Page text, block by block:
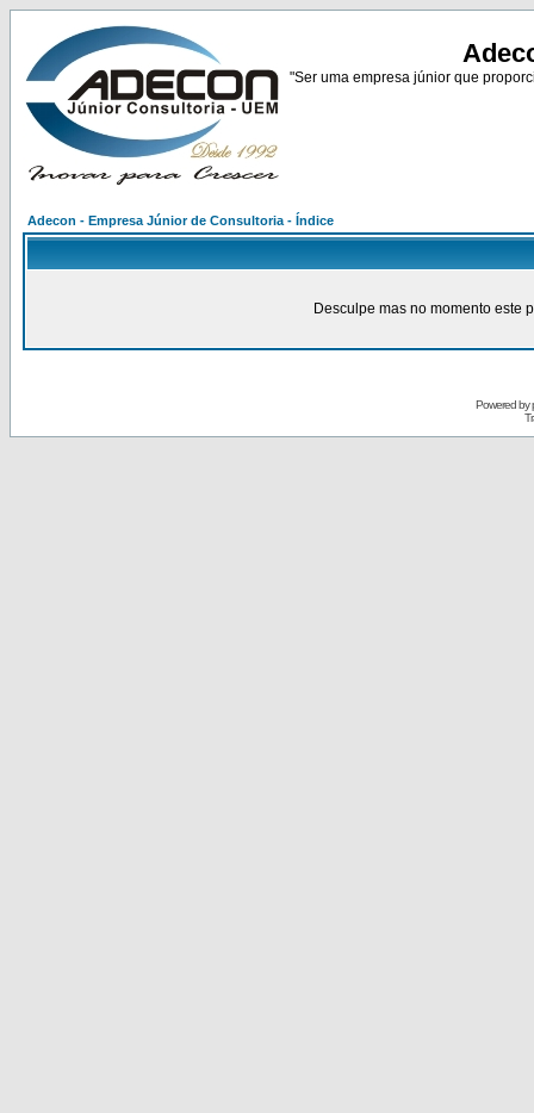
"Ser uma empresa júnior que
Adecon - Empresa Júnior de Consultoria - Índice
Desculpe mas no momento este
Powered by